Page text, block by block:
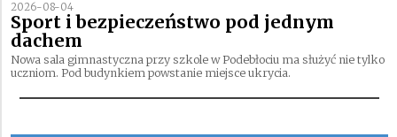
2026-08-04
Sport i bezpieczeństwo pod jednym
dachem
Nowa sala gimnastyczna przy szkole w Podebłociu ma służyć nie tylko
uczniom. Pod budynkiem powstanie miejsce ukrycia.